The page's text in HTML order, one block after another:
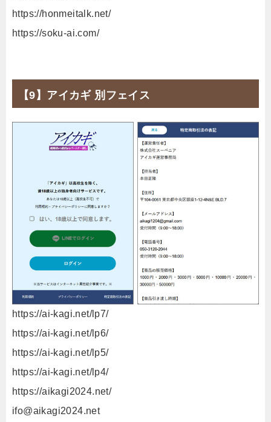
https://honmeitalk.net/
https://soku-ai.com/
【9】アイカギ 別フェイス
https://ai-kagi.net/lp7/
https://ai-kagi.net/lp6/
https://ai-kagi.net/lp5/
https://ai-kagi.net/lp4/
https://aikagi2024.net/
ifo@aikagi2024.net